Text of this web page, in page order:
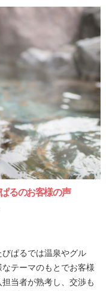
るのお客様の声
ぱるでは温泉やグル
テーマのもとでお客様
当者が熟考し、交渉も